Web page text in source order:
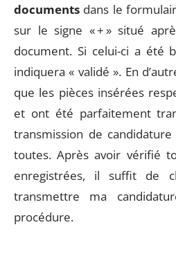
documents dans le
sur le signe « + » situé
document. Si celui-ci a été
indiquera « validé ». En
que les pièces insérées
et ont été parfaitement
transmission de
toutes. Après avoir vérifié
enregistrées, il suffit de
transmettre ma
procédure.